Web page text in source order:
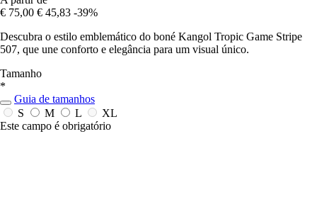
€ 75,00 € 45,83 -39%
Descubra o estilo emblemático do boné Kangol Tropic Game Stripe
507, que une conforto e elegância para um visual único.
Tamanho
*
Guia de tamanhos
S
M L
XL
Este campo é obrigatório